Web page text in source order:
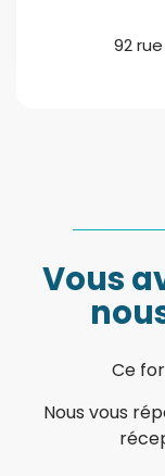
92
Vous
Ce
Nous vous